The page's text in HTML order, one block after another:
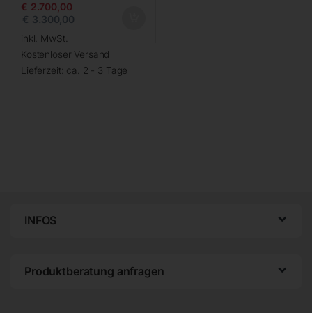
€ 2.700,00
€3.300,00
inkl. MwSt.
Kostenloser Versand
Lieferzeit: ca. 2 - 3 Tage
INFOS
Produktberatung anfragen